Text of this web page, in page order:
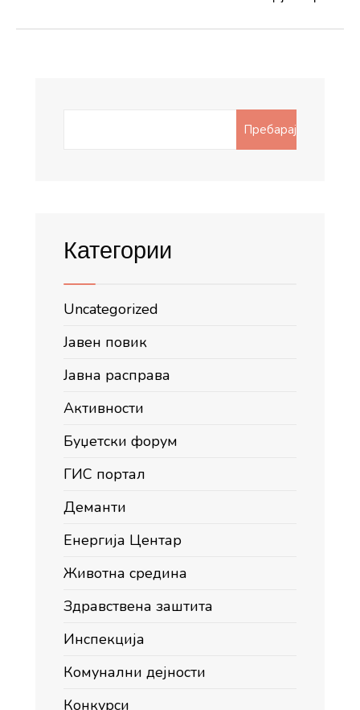
Пребарај
Категории
Uncategorized
Јавен повик
Јавна расправа
Активности
Буџетски форум
ГИС портал
Деманти
Енергија Центар
Животна средина
Здравствена заштита
Инспекција
Комунални дејности
Конкурси